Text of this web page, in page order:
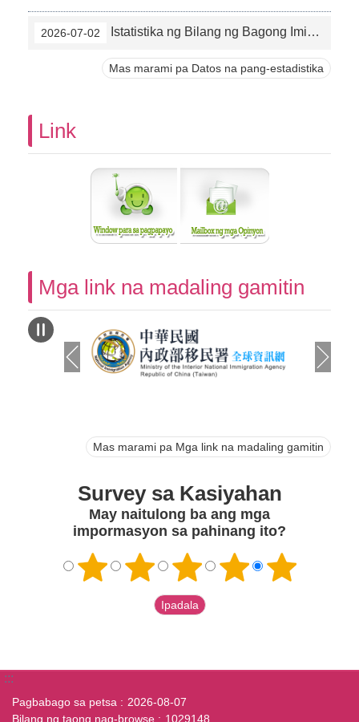
2026-07-02 Istatistika ng Bilang ng Bagong Imigrante sa Lunsod ng Taipei (5/2026)
Mas marami pa Datos na pang-estadistika
Link
Mga link na madaling gamitin
Mas marami pa Mga link na madaling gamitin
Survey sa Kasiyahan
May naitulong ba ang mga
impormasyon sa pahinang ito?
:::
Pagbabago sa petsa
2026-08-07
Bilang ng taong nag-browse
1029148